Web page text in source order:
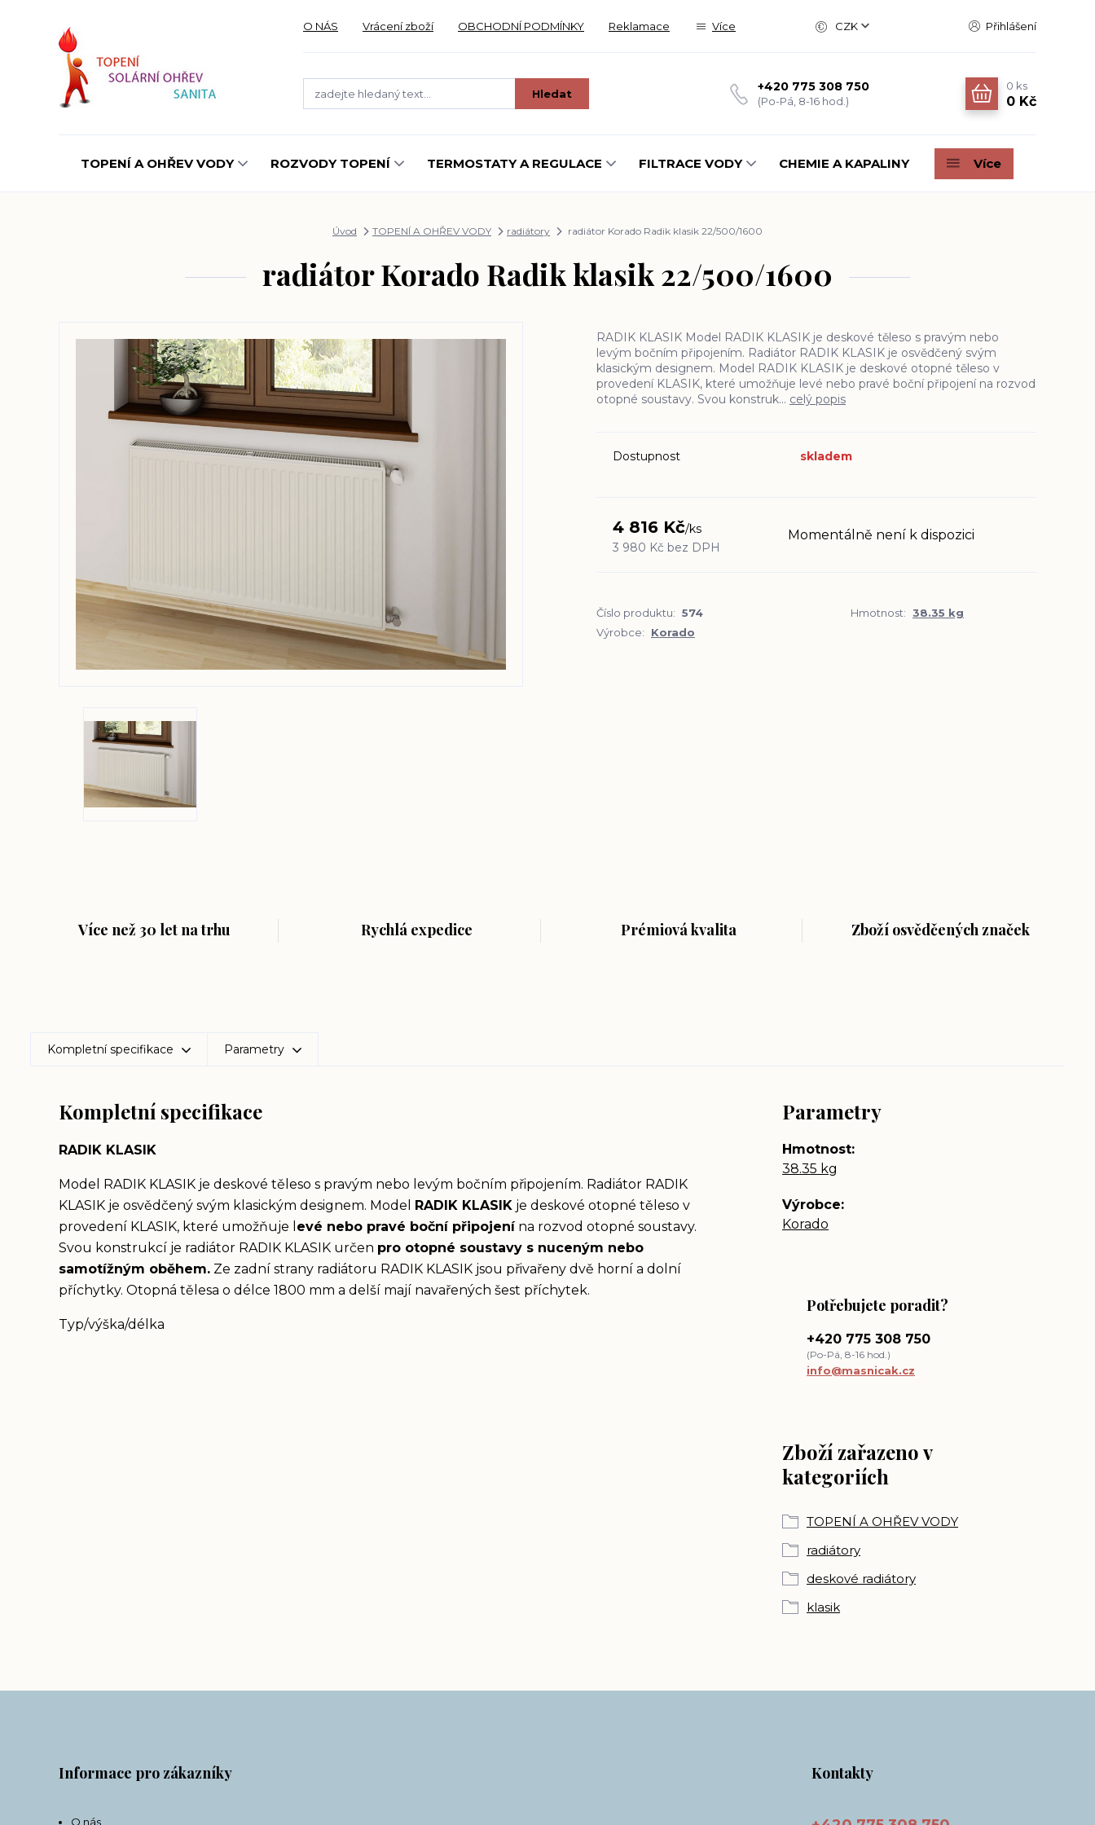
O NÁS Vrácení zboží OBCHODNÍ PODMÍNKY Reklamace Více CZK Přihlášení
Hledat +420 775 308 750
(Po-Pá, 8-16 hod.)
0 ks
0 Kč
TOPENÍ A OHŘEV VODY ROZVODY TOPENÍ TERMOSTATY A REGULACE FILTRACE VODY CHEMIE A KAPALINY Více
Úvod TOPENÍ A OHŘEV VODY radiátory radiátor Korado Radik klasik 22/500/1600
radiátor Korado Radik klasik 22/500/1600
RADIK KLASIK Model RADIK KLASIK je deskové těleso s pravým nebo
levým bočním připojením. Radiátor RADIK KLASIK je osvědčený svým
klasickým designem. Model RADIK KLASIK je deskové otopné těleso v
provedení KLASIK, které umožňuje levé nebo pravé boční připojení na rozvod
otopné soustavy. Svou konstruk... celý popis
Dostupnost skladem
4 816 Kč/ks
3 980 Kč bez DPH
Momentálně není k dispozici
Číslo produktu: 574 Hmotnost: 38.35 kg
Výrobce:
Korado
Více než 30 let na trhu Rychlá expedice Prémiová kvalita Zboží osvědčených značek
Kompletní specifikace Parametry
Kompletní specifikace
RADIK KLASIK
Model RADIK KLASIK je deskové těleso s pravým nebo levým bočním připojením. Radiátor RADIK
KLASIK je osvědčený svým klasickým designem. Model RADIK KLASIK je deskové otopné těleso v
provedení KLASIK, které umožňuje l evé nebo pravé boční připojenína rozvod otopné soustavy.
Svou konstrukcí je radiátor RADIK KLASIK určen pro otopné soustavy s nuceným nebo
samotížným oběhem. Ze zadní strany radiátoru RADIK KLASIK jsou přivařeny dvě horní a dolní
příchytky. Otopná tělesa o délce 1800 mm a delší mají navařených šest příchytek.
Typ/výška/délka
Parametry
Hmotnost
38.35 kg
Výrobce
Korado
Zboží zařazeno v
kategoriích
TOPENÍ A OHŘEV VODY
radiátory
deskové radiátory
klasik
Potřebujete poradit?
+420 775 308 750
(Po-Pá, 8-16 hod.)
info@masnicak.cz
Informace pro zákazníky
O nás
Kontakty